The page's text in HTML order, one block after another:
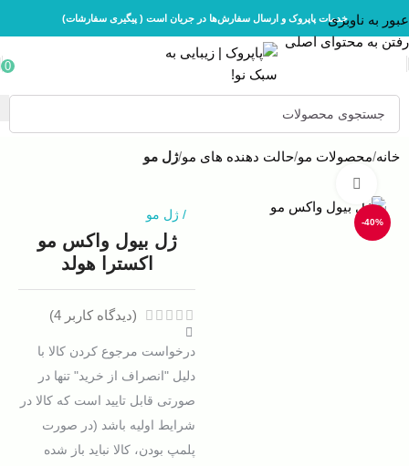
عبور به ناوبری
رفتن به محتوای اصلی
خدمات پاپروک و ارسال سفارش‌ها در جریان است ( پیگیری سفارشات)
0
خانه محصولات مو حالت دهنده های مو ژل مو
-40%
/ ژل مو
ژل بیول واکس مو
اکسترا هولد
(دیدگاه کاربر 4
)
درخواست مرجوع کردن کالا با
دلیل "انصراف از خرید" تنها در
صورتی قابل تایید است که کالا در
شرایط اولیه باشد (در صورت
پلمپ بودن، کالا نباید باز شده